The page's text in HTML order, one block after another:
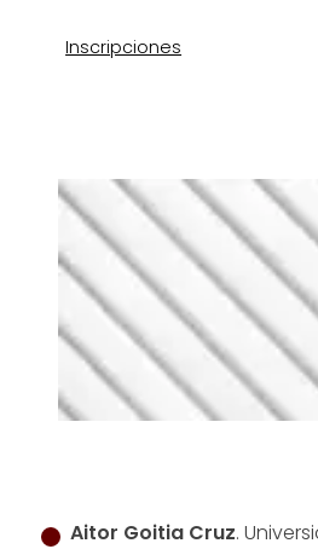
Inscripciones
Aitor Goitia Cruz.